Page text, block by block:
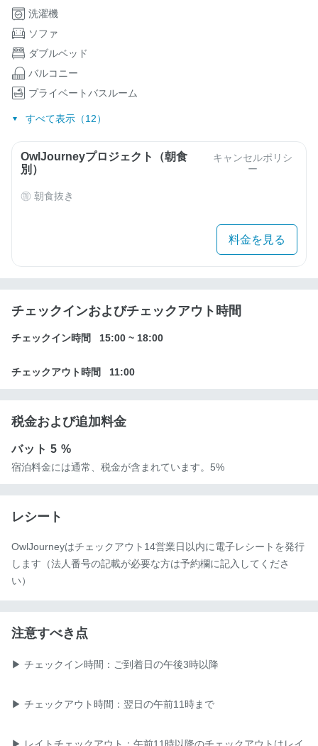
洗濯機
ソファ
ダブルベッド
バルコニー
プライベートバスルーム
すべて表示（12）
OwlJourneyプロジェクト（朝食
別）
キャンセルポリシ
ー
朝食抜き
料金を見る
チェックインおよびチェックアウト時間
チェックイン時間 15:00 ~ 18:00
チェックアウト時間 11:00
税金および追加料金
バット5 %
宿泊料金には通常、税金が含まれています。5%
レシート
OwlJourneyはチェックアウト14営業日以内に電子レシートを発行
します（法人番号の記載が必要な方は予約欄に記入してくださ
い）
注意すべき点
▶ チェックイン時間：ご到着日の午後3時以降
▶ チェックアウト時間：翌日の午前11時まで